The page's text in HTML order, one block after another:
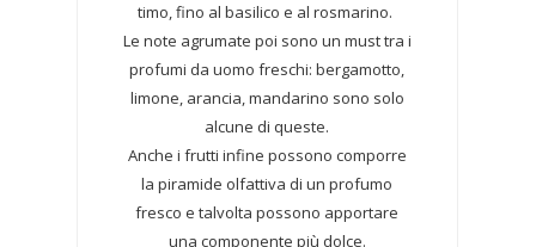
timo, fino al basilico e al rosmarino.
Le note agrumate poi sono un must tra i
profumi da uomo freschi: bergamotto,
limone, arancia, mandarino sono solo
alcune di queste.
Anche i frutti infine possono comporre
la piramide olfattiva di un profumo
fresco e talvolta possono apportare
una componente più dolce.